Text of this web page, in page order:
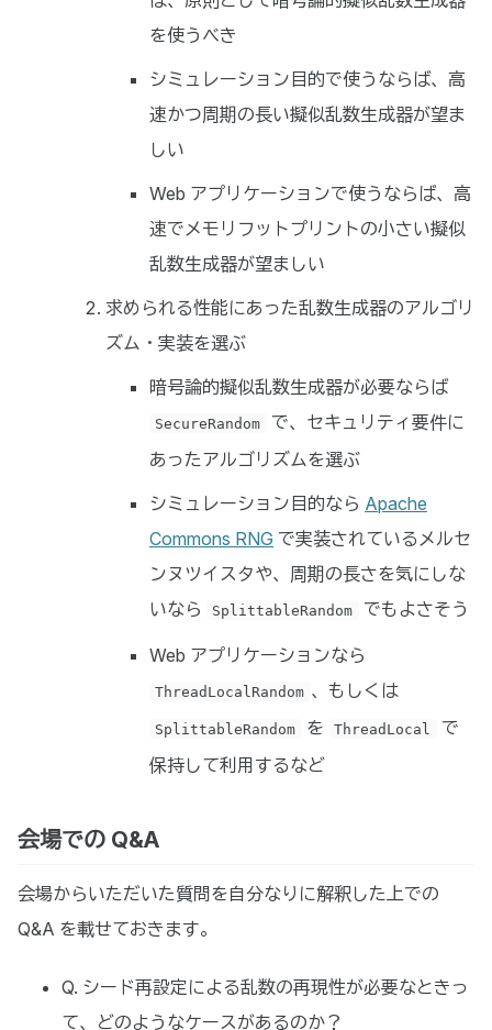
を使うべき
シミュレーション目的で使うならば、高
速かつ周期の長い擬似乱数生成器が望ま
しい
Web アプリケーションで使うならば、高
速でメモリフットプリントの小さい擬似
乱数生成器が望ましい
求められる性能にあった乱数生成器のアルゴリ
ズム・実装を選ぶ
暗号論的擬似乱数生成器が必要ならば
SecureRandom
で、セキュリティ要件に
あったアルゴリズムを選ぶ
シミュレーション目的なら Apache
Commons RNG で実装されているメルセ
ンヌツイスタや、周期の長さを気にしな
いなら
SplittableRandom でもよさそう
Web アプリケーションなら
ThreadLocalRandom 、もしくは
SplittableRandom を ThreadLocal
で
保持して利用するなど
会場での Q&A
会場からいただいた質問を自分なりに解釈した上での
Q&A を載せておきます。
Q. シード再設定による乱数の再現性が必要なときっ
て、どのようなケースがあるのか？